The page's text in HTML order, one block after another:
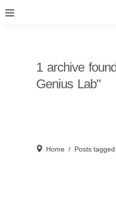
1 archive
Genius Lab"
Home / Posts